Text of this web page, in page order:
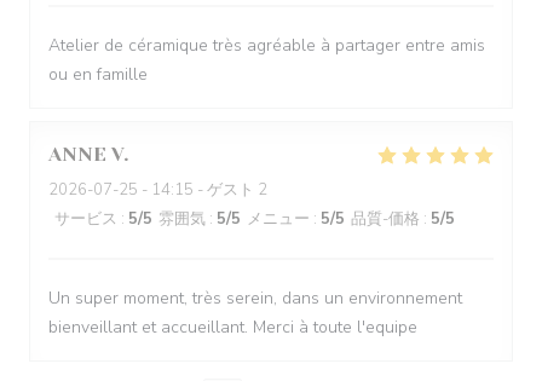
Atelier de céramique très agréable à partager entre amis
ou en famille
ANNE V
2026-07-25 - 14:15 - ゲスト 2
サービス : 5/5 雰囲気 : 5/5 メニュー : 5/5 品質-価格 : 5/5
Un super moment, très serein, dans un environnement
bienveillant et accueillant. Merci à toute l'equipe